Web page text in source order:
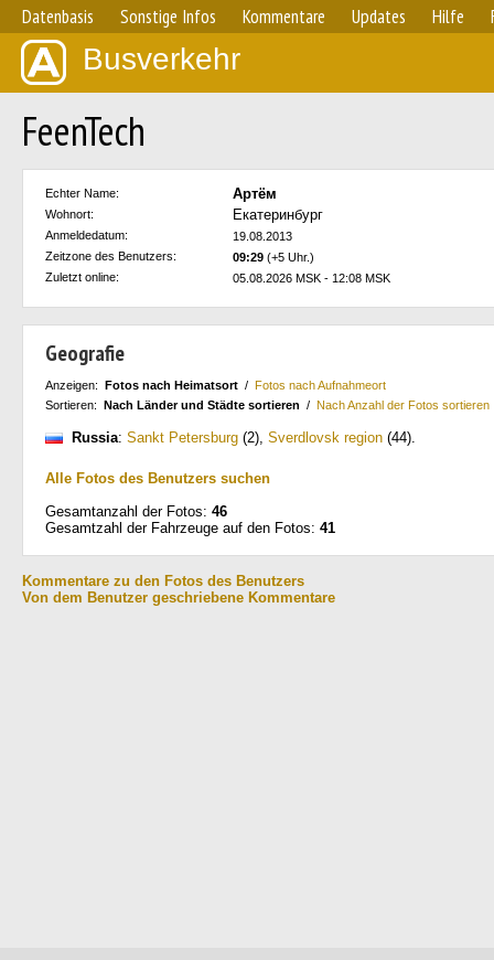
Datenbasis Sonstige Infos Kommentare Updates Hilfe
Busverkehr
FeenTech
Echter Name: Артём
Wohnort: Екатеринбург
Anmeldedatum:
19.08.2013
Zeitzone des Benutzers:
09:29 (+5 Uhr.)
Zuletzt online:
05.08.2026 MSK - 12:08 MSK
Geografie
Anzeigen: Fotos nach Heimatsort / Fotos nach Aufnahmeort
Sortieren: Nach Länder und Städte sortieren / Nach Anzahl der Fotos sortieren
Russia: Sankt Petersburg (2), Sverdlovsk region (44).
Alle Fotos des Benutzers suchen
Gesamtanzahl der Fotos: 46
Gesamtzahl der Fahrzeuge auf den Fotos: 41
Kommentare zu den Fotos des Benutzers
Von dem Benutzer geschriebene Kommentare